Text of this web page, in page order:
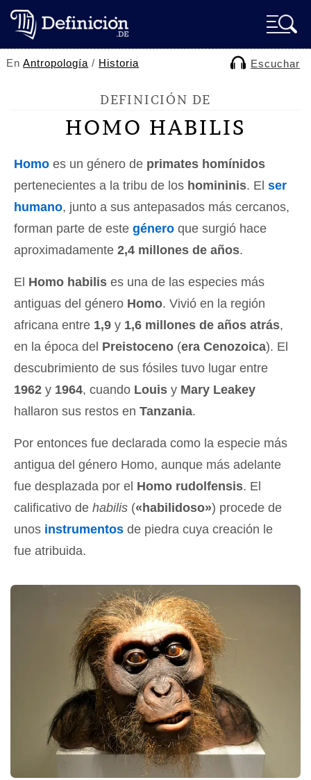
EnAntropología / Historia Escuchar
DEFINICIÓN DE
HOMO HABILIS
Homo es un género de primates homínidos
pertenecientes a la tribu de los homininis. El ser
humano, junto a sus antepasados más cercanos,
forman parte de este género que surgió hace
aproximadamente 2,4 millones de años.
El Homo habilis es una de las especies más
antiguas del género Homo. Vivió en la región
africana entre 1,9 y 1,6 millones de años atrás,
en la época del Preistoceno (era Cenozoica). El
descubrimiento de sus fósiles tuvo lugar entre
1962 y 1964, cuando Louis y Mary Leakey
hallaron sus restos en Tanzania.
Por entonces fue declarada como la especie más
antigua del género Homo, aunque más adelante
fue desplazada por el Homo rudolfensis. El
calificativo de habilis («habilidoso») procede de
unos instrumentos de piedra cuya creación le
fue atribuida.